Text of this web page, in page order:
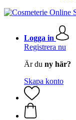
Logga in
Registrera nu
Är du ny här?
Skapa konto